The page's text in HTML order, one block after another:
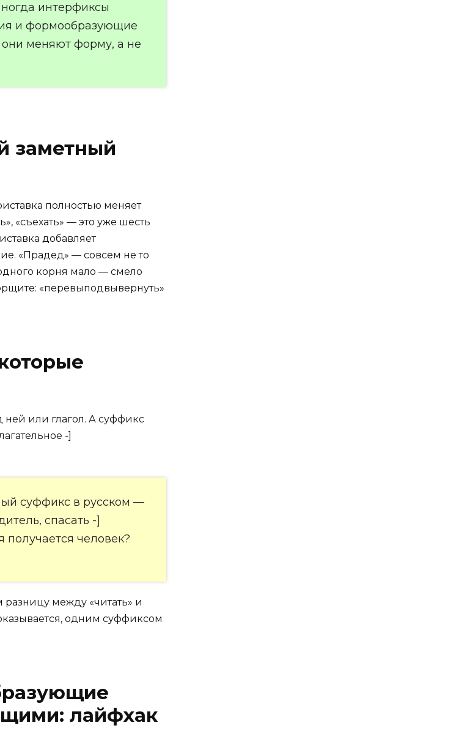
интерфиксы
и формообразующие
они меняют форму, а не
заметный
полностью меняет
«съехать» — это уже шесть
добавляет
«Прадед» — совсем не то
корня мало — смело
«перевыподвывернуть»
ней или глагол. А суффикс
-]
суффикс в русском —
спасать -]
получается человек?
между «читать» и
одним суффиксом
лайфхак